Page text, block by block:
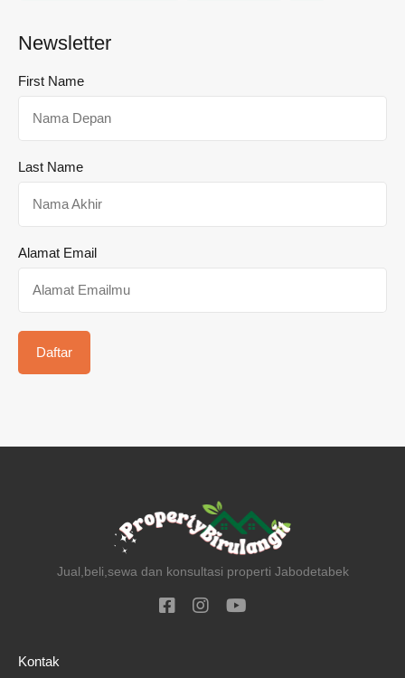
Newsletter
First Name
Last Name
Alamat Email
Jual,beli,sewa dan konsultasi properti Jabodetabek
Kontak